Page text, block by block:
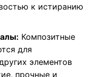
к истиранию
Композитные
для
элементов
прочные и